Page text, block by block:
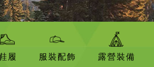
履 服裝配飾 露營裝備